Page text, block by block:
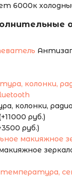
колонки,
руб.)
руб.)